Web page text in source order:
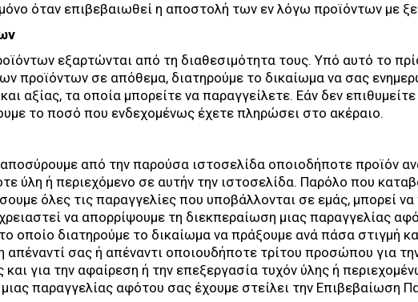
όταν επιβεβαιωθεί η αποστολή των εν λόγω προϊόντων με
εξαρτώνται από τη διαθεσιμότητα τους. Υπό αυτό το
προϊόντων σε απόθεμα, διατηρούμε το δικαίωμα να σας
αξίας, τα οποία μπορείτε να παραγγείλετε. Εάν δεν
το ποσό που ενδεχομένως έχετε πληρώσει στο ακέραιο.
από την παρούσα ιστοσελίδα οποιοδήποτε προϊόν
ύλη ή περιεχόμενο σε αυτήν την ιστοσελίδα. Παρόλο που
όλες τις παραγγελίες που υποβάλλονται σε εμάς, μπορεί
να απορρίψουμε τη διεκπεραίωση μιας παραγγελίας
οποίο διατηρούμε το δικαίωμα να πράξουμε ανά πάσα στιγμή
απέναντί σας ή απέναντι οποιουδήποτε τρίτου προσώπου για
για την αφαίρεση ή την επεξεργασία τυχόν ύλης ή
παραγγελίας αφότου σας έχουμε στείλει την Επιβεβαίωση